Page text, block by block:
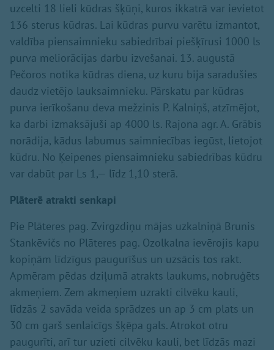
uzcelti 18 lieli kūdras šķūņi, kuros ikkatrā var ievietot
136 sterus kūdras. Lai kūdras purvu varētu izmantot,
valdība piensaimnieku sabiedrībai piešķīrusi 1000 ls
purva meliorācijas darbu izvešanai. 13. augustā
Pečoros notika kūdras diena, uz kuru bija saradušies
daudz vietējo lauksaimnieku. Pārskatu par kūdras
purva ierīkošanu deva mežzinis P. Kalniņš, atzīmējot,
ka darbi izmaksājuši ap 4000 ls. Rajona agr. A. Grābis
norādija, kādus labumus saimniecības iegūst, lietojot
kūdru. No Ķeipenes piensaimnieku sabiedrības kūdru
var dabūt par Ls 1,— līdz 1,10 sterā.
Plāterē atrakti senkapi
Pie Plāteres pag. Zvirgzdiņu mājas uzkalniņā Brunis
Stankēvičs no Plāteres pag. Ozolkalna ievērojis kapu
kopiņām līdzīgus paugurīšus un uzsācis tos rakt.
Apmēram pēdas dziļumā atrakts laukums, nobruģēts
akmeņiem. Zem akmeņiem uzrakti cilvēku kauli,
līdzās 2 savāda veida sprādzes un ap 3 cm plats un
30 cm garš senlaicīgs šķēpa gals. Atrokot otru
paugurīti, arī tur uzieti cilvēku kauli, bet līdzās mazi